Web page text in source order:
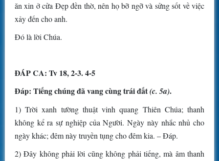
ăn xin ở cửa Đẹp đền thờ, nên họ bỡ ngỡ và sửng sốt về việc
xảy đến cho anh.
Đó là lời Chúa.
ĐÁP CA: Tv 18, 2-3. 4-5
Đáp: Tiếng chúng đã vang cùng trái đất(c. 5a).
1) Trời xanh tường thuật vinh quang Thiên Chúa; thanh
không kể ra sự nghiệp của Người. Ngày này nhắc nhủ cho
ngày khác; đêm này truyền tụng cho đêm kia. – Đáp.
2) Đây không phải lời cũng không phải tiếng, mà âm thanh